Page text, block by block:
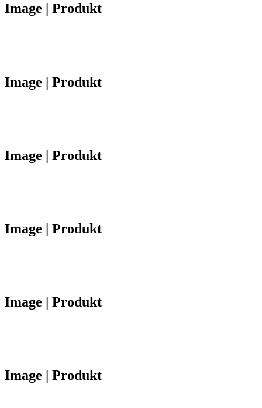
Image | Produkt
Image | Produkt
Image | Produkt
Image | Produkt
Image | Produkt
Image | Produkt